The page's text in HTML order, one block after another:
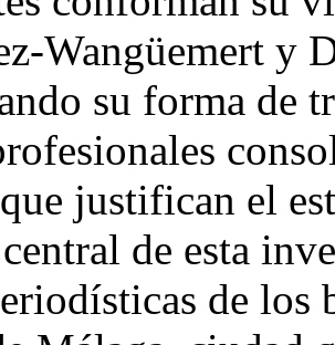
Wangüemert y
su forma de
justifican el
de esta
de los